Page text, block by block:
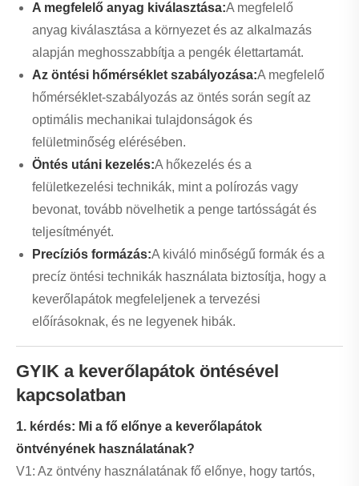
A megfelelő anyag kiválasztása:A megfelelő
anyag kiválasztása a környezet és az alkalmazás
alapján meghosszabbítja a pengék élettartamát.
Az öntési hőmérséklet szabályozása:A megfelelő
hőmérséklet-szabályozás az öntés során segít az
optimális mechanikai tulajdonságok és
felületminőség elérésében.
Öntés utáni kezelés:A hőkezelés és a
felületkezelési technikák, mint a polírozás vagy
bevonat, tovább növelhetik a penge tartósságát és
teljesítményét.
Precíziós formázás:A kiváló minőségű formák és a
precíz öntési technikák használata biztosítja, hogy a
keverőlapátok megfeleljenek a tervezési
előírásoknak, és ne legyenek hibák.
GYIK a keverőlapátok öntésével
kapcsolatban
1. kérdés: Mi a fő előnye a keverőlapátok
öntvényének használatának?
V1: Az öntvény használatának fő előnye, hogy tartós,